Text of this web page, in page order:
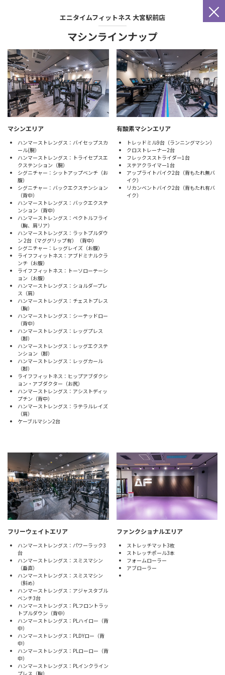
×
エニタイムフィットネス 大宮駅前店
マシンラインナップ
マシンエリア
ハンマーストレングス：バイセップスカ
ール(腕）
ハンマーストレングス：トライセプスエ
クステンション（腕）
シグニチャー：シットアップベンチ（お
腹）
シグニチャー：バックエクステンション
（背中）
ハンマーストレングス：バックエクステ
ンション（背中）
ハンマーストレングス：ペクトルフライ
（胸、肩リア）
ハンマーストレングス：ラットプルダウ
ン 2台（マググリップ有）（背中）
シグニチャー：レッグレイズ（お腹）
ライフフィットネス：アブドミナルクラ
ンチ（お腹）
ライフフィットネス：トーソローテーシ
ョン（お腹）
ハンマーストレングス：ショルダープレ
ス（肩）
ハンマーストレングス：チェストプレス
（胸）
ハンマーストレングス：シーテッドロー
（背中）
ハンマーストレングス：レッグプレス
（脚）
ハンマーストレングス：レッグエクステ
ンション（脚）
ハンマーストレングス：レッグカール
（脚）
ライフフィットネス：ヒップアブダクシ
ョン・アブダクター（お尻）
ハンマーストレングス：アシストディッ
プチン（背中）
ハンマーストレングス：ラテラルレイズ
（肩）
ケーブルマシン2台
有酸素マシンエリア
トレッドミル9台（ランニングマシン）
クロストレーナー2台
フレックスストライダー1台
ステアクライマー1台
アップライトバイク2台（背もたれ無バ
イク）
リカンベントバイク2台（背もたれ有バ
イク）
フリーウェイトエリア
ハンマーストレングス：パワーラック3
台
ハンマーストレングス：スミスマシン
（垂直）
ハンマーストレングス：スミスマシン
（斜め）
ハンマーストレングス：アジャスタブル
ベンチ3台
ハンマーストレングス：PLフロントラッ
トプルダウン（背中）
ハンマーストレングス：PLハイロー（背
中）
ハンマーストレングス：PLDYロー（背
中）
ハンマーストレングス：PLローロー（背
中）
ハンマーストレングス：PLインクライン
プレス（胸）
ファンクショナルエリア
ストレッチマット3枚
ストレッチポール3本
フォームローラー
アブローラー